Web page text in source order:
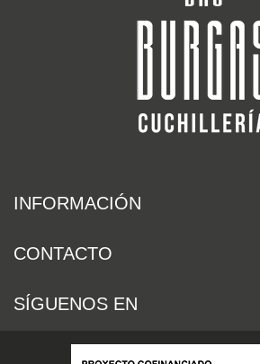
INFORMACIÓN
CONTACTO
SÍGUENOS EN